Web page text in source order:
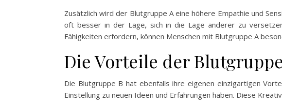
Zusätzlich wird der Blutgruppe A eine höhere Empathie und
oft besser in der Lage, sich in die Lage anderer zu
Fähigkeiten erfordern, können Menschen mit Blutgruppe A
Die Vorteile der
Die Blutgruppe B hat ebenfalls ihre eigenen einzigartigen
Einstellung zu neuen Ideen und Erfahrungen haben. Diese